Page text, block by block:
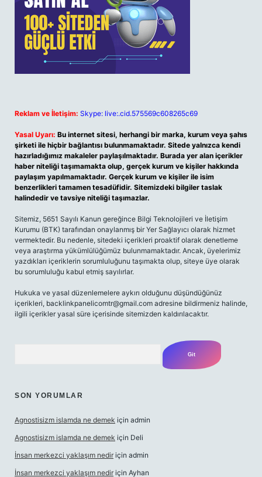
Reklam ve İletişim: Skype: live:.cid.575569c608265c69
Yasal Uyarı: Bu internet sitesi, herhangi bir marka, kurum veya şahıs
şirketi ile hiçbir bağlantısı bulunmamaktadır. Sitede yalnızca kendi
hazırladığımız makaleler paylaşılmaktadır. Burada yer alan içerikler
haber niteliği taşımamakta olup, gerçek kurum ve kişiler hakkında
paylaşım yapılmamaktadır. Gerçek kurum ve kişiler ile isim
benzerlikleri tamamen tesadüfidir. Sitemizdeki bilgiler taslak
halindedir ve tavsiye niteliği taşımazlar.
Sitemiz, 5651 Sayılı Kanun gereğince Bilgi Teknolojileri ve İletişim
Kurumu (BTK) tarafından onaylanmış bir Yer Sağlayıcı olarak hizmet
vermektedir. Bu nedenle, sitedeki içerikleri proaktif olarak denetleme
veya araştırma yükümlülüğümüz bulunmamaktadır. Ancak, üyelerimiz
yazdıkları içeriklerin sorumluluğunu taşımakta olup, siteye üye olarak
bu sorumluluğu kabul etmiş sayılırlar.
Hukuka ve yasal düzenlemelere aykırı olduğunu düşündüğünüz
içerikleri, backlinkpanelicomtr@gmail.com adresine bildirmeniz halinde,
ilgili içerikler yasal süre içerisinde sitemizden kaldırılacaktır.
SON YORUMLAR
Agnostisizm islamda ne demek için admin
Agnostisizm islamda ne demek için Deli
İnsan merkezci yaklaşım nedir için admin
İnsan merkezci yaklaşım nedir için Ayhan